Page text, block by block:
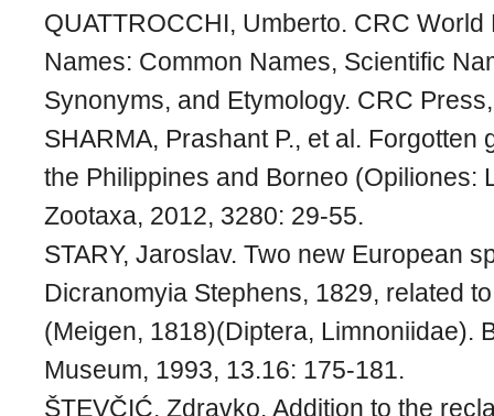
QUATTROCCHI, Umberto. CRC
Names: Common Names, Scientific
Synonyms, and Etymology. CRC
SHARMA, Prashant P., et al. Forgotten
the Philippines and Borneo (Opiliones:
Zootaxa, 2012, 3280: 29-55.
STARY, Jaroslav. Two new European
Dicranomyia Stephens, 1829, related
(Meigen, 1818)(Diptera, Limnoniidae).
Museum, 1993, 13.16: 175-181.
ŠTEVČIĆ, Zdravko. Addition to the